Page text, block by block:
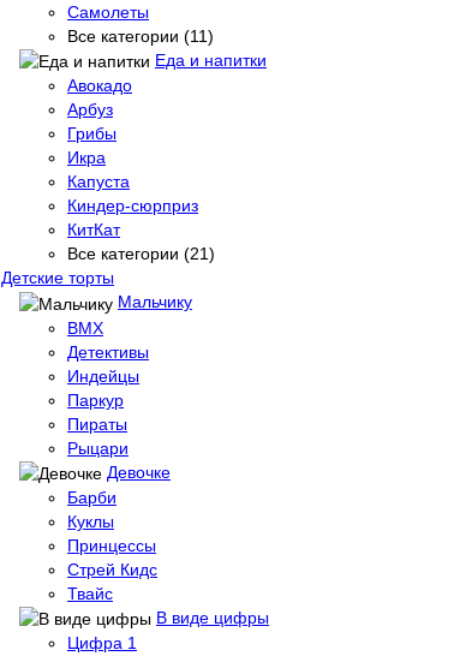
Самолеты
Все категории (11)
Еда и напитки
Авокадо
Арбуз
Грибы
Икра
Капуста
Киндер-сюрприз
КитКат
Все категории (21)
Детские торты
Мальчику
BMX
Детективы
Индейцы
Паркур
Пираты
Рыцари
Девочке
Барби
Куклы
Принцессы
Стрей Кидс
Твайс
В виде цифры
Цифра 1